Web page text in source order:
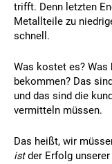
trifft. Denn letzten
Metallteile zu
schnell.
Was kostet es?
bekommen? Das
und das sind die
vermitteln müssen.
Das heißt, wir
istder Erfolg unserer